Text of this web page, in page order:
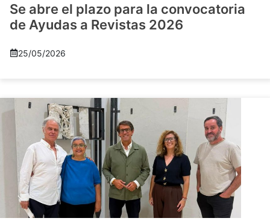
Se abre el plazo para la convocatoria
de Ayudas a Revistas 2026
25/05/2026